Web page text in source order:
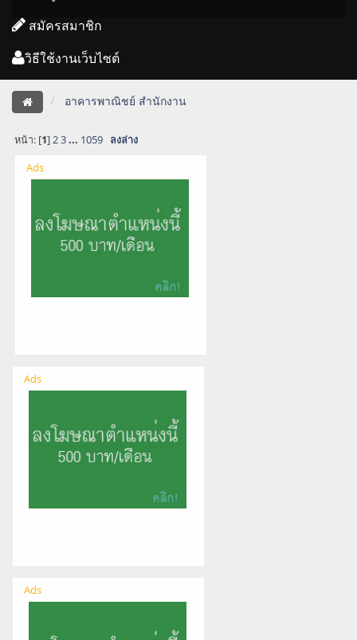
สมัครสมาชิก
วิธีใช้งานเว็บไซต์
อาคารพาณิชย์ สำนักงาน
หน้า: [1]2 3 ... 1059 ลงล่าง
Ads
Ads
Ads